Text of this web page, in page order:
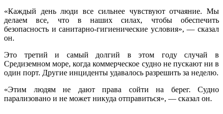
«Каждый день люди все сильнее чувствуют отчаяние. Мы
делаем все, что в наших силах, чтобы обеспечить
безопасность и санитарно-гигиенические условия», — сказал
он.
Это третий и самый долгий в этом году случай в
Средиземном море, когда коммерческое судно не пускают ни в
один порт. Другие инциденты удавалось разрешить за неделю.
«Этим людям не дают права сойти на берег. Судно
парализовано и не может никуда отправиться», — сказал он.